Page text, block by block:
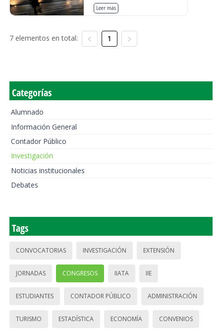
Leer más
7 elementos en total: 1
Categorías
Alumnado
Información General
Contador Público
Investigación
Noticias institucionales
Debates
Tags
CONVOCATORIAS INVESTIGACIÓN EXTENSIÓN
JORNADAS CONGRESOS IIATA IIE
ESTUDIANTES CONTADOR PÚBLICO ADMINISTRACIÓN
TURISMO ESTADÍSTICA ECONOMÍA CONVENIOS